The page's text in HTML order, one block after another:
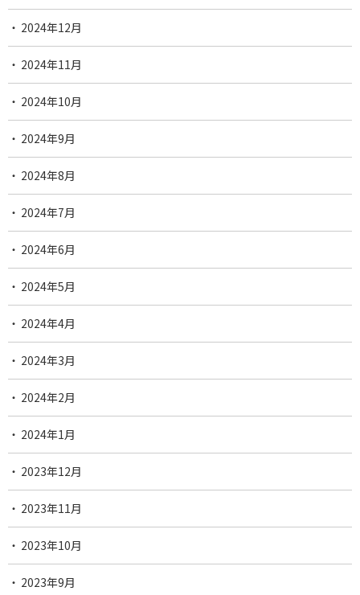
2024年12月
2024年11月
2024年10月
2024年9月
2024年8月
2024年7月
2024年6月
2024年5月
2024年4月
2024年3月
2024年2月
2024年1月
2023年12月
2023年11月
2023年10月
2023年9月